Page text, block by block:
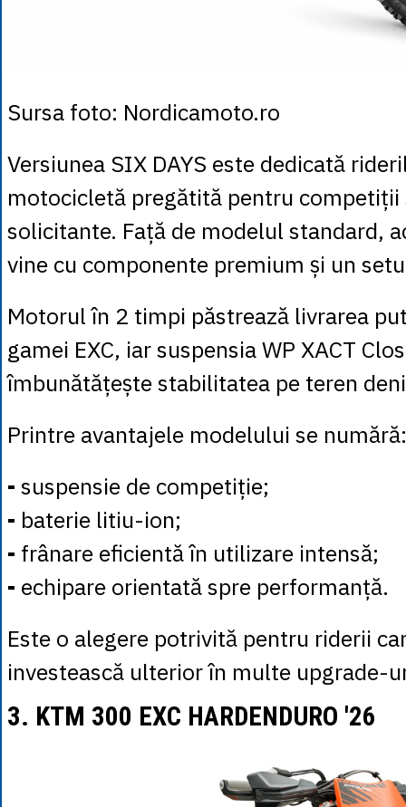
Sursa foto: Nordicamoto.ro
Versiunea SIX DAYS este dedicată
motocicletă pregătită pentru competiții
solicitante. Față de modelul standard,
vine cu componente premium și un
Motorul în 2 timpi păstrează livrarea
gamei EXC, iar suspensia WP XACT
îmbunătățește stabilitatea pe teren
Printre avantajele modelului se numără:
- suspensie de competiție;
- baterie litiu-ion;
- frânare eficientă în utilizare intensă;
- echipare orientată spre performanță.
Este o alegere potrivită pentru riderii
investească ulterior în multe upgrade-
3. KTM 300 EXC HARDENDURO '26